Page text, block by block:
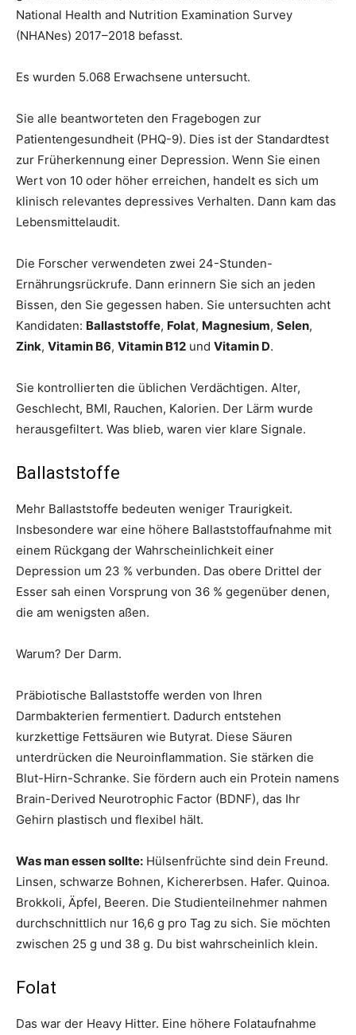
National Health and Nutrition Examination Survey
(NHANes) 2017–2018 befasst.
Es wurden 5.068 Erwachsene untersucht.
Sie alle beantworteten den Fragebogen zur
Patientengesundheit (PHQ-9). Dies ist der Standardtest
zur Früherkennung einer Depression. Wenn Sie einen
Wert von 10 oder höher erreichen, handelt es sich um
klinisch relevantes depressives Verhalten. Dann kam das
Lebensmittelaudit.
Die Forscher verwendeten zwei 24-Stunden-
Ernährungsrückrufe. Dann erinnern Sie sich an jeden
Bissen, den Sie gegessen haben. Sie untersuchten acht
Kandidaten: Ballaststoffe, Folat, Magnesium, Selen,
Zink, Vitamin B6, Vitamin B12 und Vitamin D.
Sie kontrollierten die üblichen Verdächtigen. Alter,
Geschlecht, BMI, Rauchen, Kalorien. Der Lärm wurde
herausgefiltert. Was blieb, waren vier klare Signale.
Ballaststoffe
Mehr Ballaststoffe bedeuten weniger Traurigkeit.
Insbesondere war eine höhere Ballaststoffaufnahme mit
einem Rückgang der Wahrscheinlichkeit einer
Depression um 23 % verbunden. Das obere Drittel der
Esser sah einen Vorsprung von 36 % gegenüber denen,
die am wenigsten aßen.
Warum? Der Darm.
Präbiotische Ballaststoffe werden von Ihren
Darmbakterien fermentiert. Dadurch entstehen
kurzkettige Fettsäuren wie Butyrat. Diese Säuren
unterdrücken die Neuroinflammation. Sie stärken die
Blut-Hirn-Schranke. Sie fördern auch ein Protein namens
Brain-Derived Neurotrophic Factor (BDNF), das Ihr
Gehirn plastisch und flexibel hält.
Was man essen sollte: Hülsenfrüchte sind dein Freund.
Linsen, schwarze Bohnen, Kichererbsen. Hafer. Quinoa.
Brokkoli, Äpfel, Beeren. Die Studienteilnehmer nahmen
durchschnittlich nur 16,6 g pro Tag zu sich. Sie möchten
zwischen 25 g und 38 g. Du bist wahrscheinlich klein.
Folat
Das war der Heavy Hitter. Eine höhere Folataufnahme